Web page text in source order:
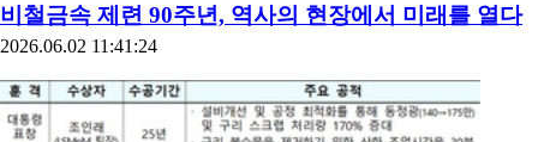
비철금속 제련 90주년, 역사의 현장에서 미래를 열다
2026.06.02 11:41:24